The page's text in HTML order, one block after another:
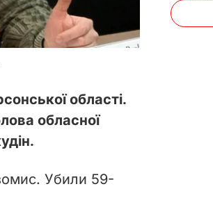
області.
обласної
Убили 59-